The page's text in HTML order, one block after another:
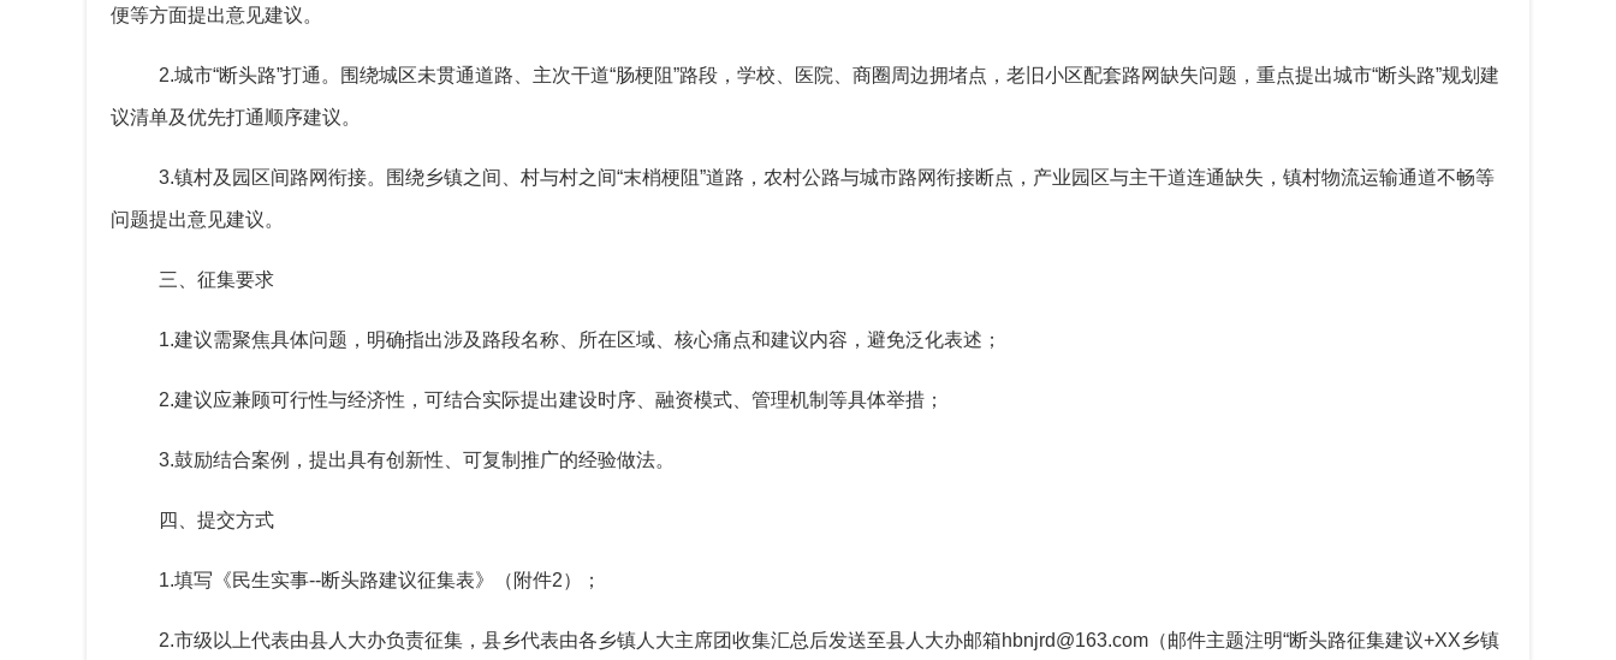
便等方面提出意见建议。
2.城市“断头路”打通。围绕城区未贯通道路、主次干道“肠梗阻”路段，学校、医院、商圈周边拥堵点，老旧小区配套路网缺失问题，重点提出城市“断头路”规划建
议清单及优先打通顺序建议。
3.镇村及园区间路网衔接。围绕乡镇之间、村与村之间“末梢梗阻”道路，农村公路与城市路网衔接断点，产业园区与主干道连通缺失，镇村物流运输通道不畅等
问题提出意见建议。
三、征集要求
1.建议需聚焦具体问题，明确指出涉及路段名称、所在区域、核心痛点和建议内容，避免泛化表述；
2.建议应兼顾可行性与经济性，可结合实际提出建设时序、融资模式、管理机制等具体举措；
3.鼓励结合案例，提出具有创新性、可复制推广的经验做法。
四、提交方式
1.填写《民生实事--断头路建议征集表》（附件2）；
2.市级以上代表由县人大办负责征集，县乡代表由各乡镇人大主席团收集汇总后发送至县人大办邮箱hbnjrd@163.com（邮件主题注明“断头路征集建议+XX乡镇